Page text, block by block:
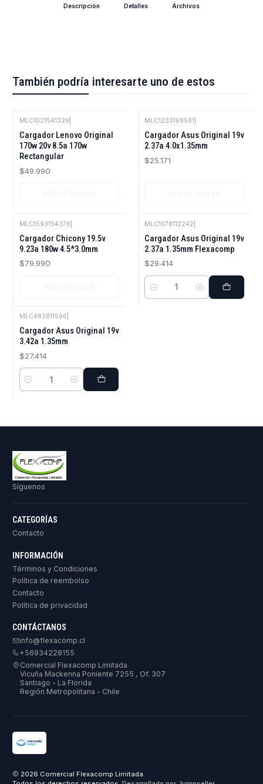
Descripción Detalles Archivos
También podría interesarte uno de estos
MLC1021541329
Cargador Lenovo Original
170w 20v 8.5a 170w
Rectangular
$49.990
MLC1233169581
Cargador Asus Original 19v
2.37a 4.0x1.35mm
$25.171
MLC1593154376
Cargador Chicony 19.5v
9.23a 180w 4.5*3.0mm
$79.990
MLC1078112242
Cargador Asus Original 19v
2.37a 1.35mm Flexacomp
$29.414
Cantidad
MLC482811596
Cargador Asus Original 19v
3.42a 1.35mm
$27.414
Cantidad
Síguenos
CATEGORÍAS
Contacto
INFORMACIÓN
Términos y Condiciones
Política de reembolso
Contacto
Política de privacidad
CONTÁCTANOS
info@flexacomp.cl
+56934228155
Comercial Flexacomp Limitada
Vicuña Mackenna Poniente 7255 , Of. 307
Santiago - La Florida
Región Metropolitana - Chile
2026 Comercial Flexacomp Limitada.